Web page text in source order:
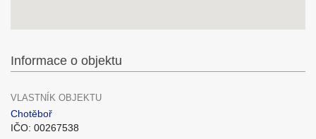
Informace o objektu
VLASTNÍK OBJEKTU
Chotěboř
IČO: 00267538